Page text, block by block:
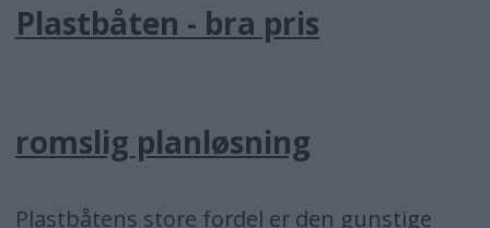
Plastbåten - bra pris
romslig planløsning
Plastbåtens store fordel er den gunstige